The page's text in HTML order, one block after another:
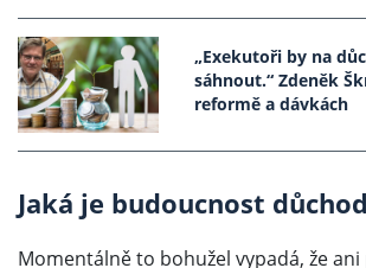
„Exekutoři by na
sáhnout.“ Zdeněk
reformě a dávkách
Jaká je budoucnost
Momentálně to bohužel vypadá, že ani